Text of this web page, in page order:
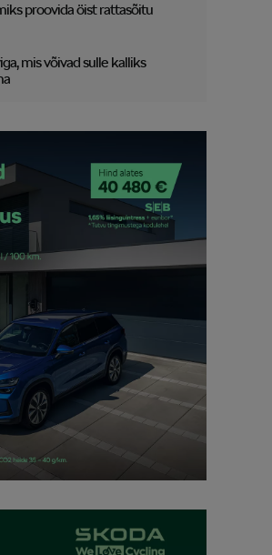
proovida öist rattasõitu
mis võivad sulle kalliks